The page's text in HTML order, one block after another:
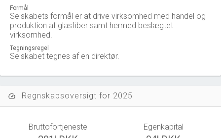
Formål
Selskabets formål er at drive virksomhed med handel og
produktion af glasfiber samt hermed beslægtet
virksomhed.
Tegningsregel
Selskabet tegnes af en direktør.
speed Regnskabsoversigt for 2025
Bruttofortjeneste Egenkapital